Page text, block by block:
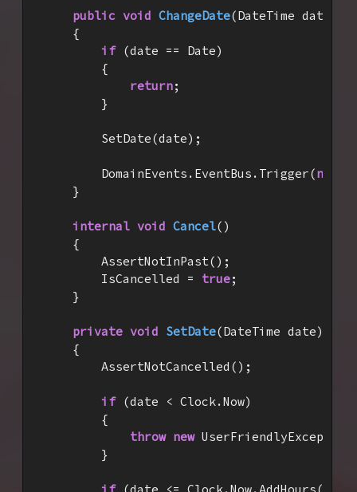
public void ChangeDate(DateTime date
{
if (date == Date)
        {
return;
        }
        SetDate(date);
        DomainEvents.EventBus.Trigger(
new
    }
internal void Cancel( )
{
        AssertNotInPast();
        IsCancelled =
true;
    }
private void SetDate(DateTime date)
{
        AssertNotCancelled();
if (date < Clock.Now)
        {
throw new
        }